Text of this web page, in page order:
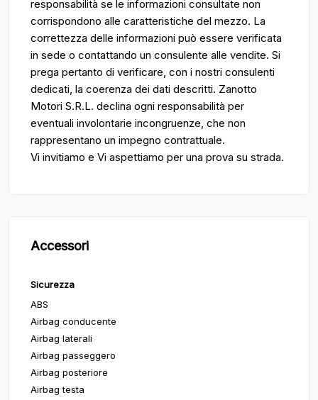
responsabilità se le informazioni consultate non
corrispondono alle caratteristiche del mezzo. La
correttezza delle informazioni può essere verificata
in sede o contattando un consulente alle vendite. Si
prega pertanto di verificare, con i nostri consulenti
dedicati, la coerenza dei dati descritti. Zanotto
Motori S.R.L. declina ogni responsabilità per
eventuali involontarie incongruenze, che non
rappresentano un impegno contrattuale.
Vi invitiamo e Vi aspettiamo per una prova su strada.
Accessori
Sicurezza
ABS
Airbag conducente
Airbag laterali
Airbag passeggero
Airbag posteriore
Airbag testa